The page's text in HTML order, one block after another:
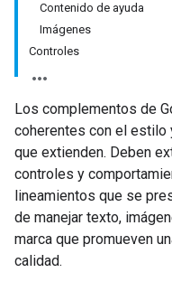
Contenido de ayuda
Imágenes
Controles
Los complementos de
coherentes con el estilo
que extienden. Deben
controles y
lineamientos que se
de manejar texto,
marca que promueven
calidad.